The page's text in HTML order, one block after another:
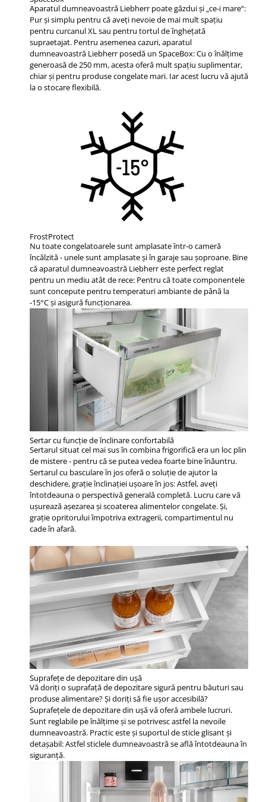
Aparatul dumneavoastră Liebherr poate găzdui şi „ce-i mare“:
Pur şi simplu pentru că aveţi nevoie de mai mult spaţiu
pentru curcanul XL sau pentru tortul de îngheţată
supraetajat. Pentru asemenea cazuri, aparatul
dumneavoastră Liebherr posedă un SpaceBox: Cu o înălţime
generoasă de 250 mm, acesta oferă mult spaţiu suplimentar,
chiar şi pentru produse congelate mari. Iar acest lucru vă ajută
la o stocare flexibilă.
FrostProtect
Nu toate congelatoarele sunt amplasate într-o cameră
încălzită - unele sunt amplasate şi în garaje sau şoproane. Bine
că aparatul dumneavoastră Liebherr este perfect reglat
pentru un mediu atât de rece: Pentru că toate componentele
sunt concepute pentru temperaturi ambiante de până la
-15°C şi asigură funcţionarea.
Sertar cu funcție de înclinare confortabilă
Sertarul situat cel mai sus în combina frigorifică era un loc plin
de mistere - pentru că se putea vedea foarte bine înăuntru.
Sertarul cu basculare în jos oferă o soluţie de ajutor la
deschidere, graţie înclinaţiei uşoare în jos: Astfel, aveţi
întotdeauna o perspectivă generală completă. Lucru care vă
uşurează aşezarea şi scoaterea alimentelor congelate. Şi,
graţie opritorului împotriva extragerii, compartimentul nu
cade în afară.
Suprafeţe de depozitare din uşă
Vă doriţi o suprafaţă de depozitare sigură pentru băuturi sau
produse alimentare? Şi doriţi să fie uşor accesibilă?
Suprafeţele de depozitare din uşă vă oferă ambele lucruri.
Sunt reglabile pe înălţime şi se potrivesc astfel la nevoile
dumneavoastră. Practic este şi suportul de sticle glisant şi
detaşabil: Astfel sticlele dumneavoastră se află întotdeauna în
siguranţă.